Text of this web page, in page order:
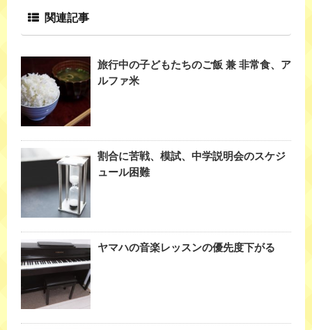
関連記事
旅行中の子どもたちのご飯 兼 非常食、ア
ルファ米
割合に苦戦、模試、中学説明会のスケジ
ュール困難
ヤマハの音楽レッスンの優先度下がる